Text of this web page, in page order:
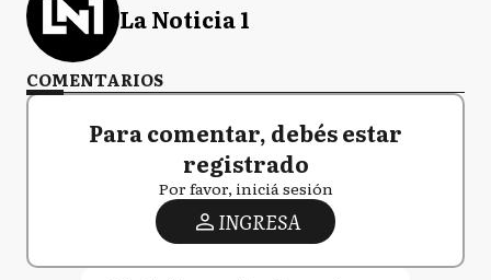
La Noticia 1
COMENTARIOS
Para comentar, debés estar
registrado
Por favor, iniciá sesión
INGRESA